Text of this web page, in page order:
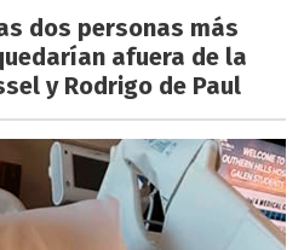
dos personas más
afuera de la
y Rodrigo de Paul